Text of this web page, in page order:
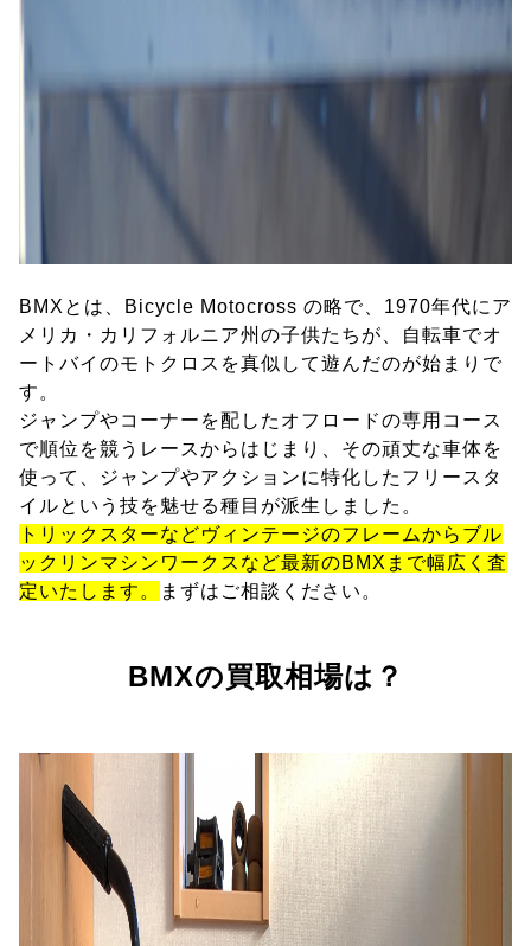
BMXとは、Bicycle Motocross の略で、1970年代にア
メリカ・カリフォルニア州の子供たちが、自転車でオ
ートバイのモトクロスを真似して遊んだのが始まりで
す。
ジャンプやコーナーを配したオフロードの専用コース
で順位を競うレースからはじまり、その頑丈な車体を
使って、ジャンプやアクションに特化したフリースタ
イルという技を魅せる種目が派生しました。
トリックスターなどヴィンテージのフレームからブル
ックリンマシンワークスなど最新のBMXまで幅広く査
定いたします。
まずはご相談ください。
BMXの買取相場は？